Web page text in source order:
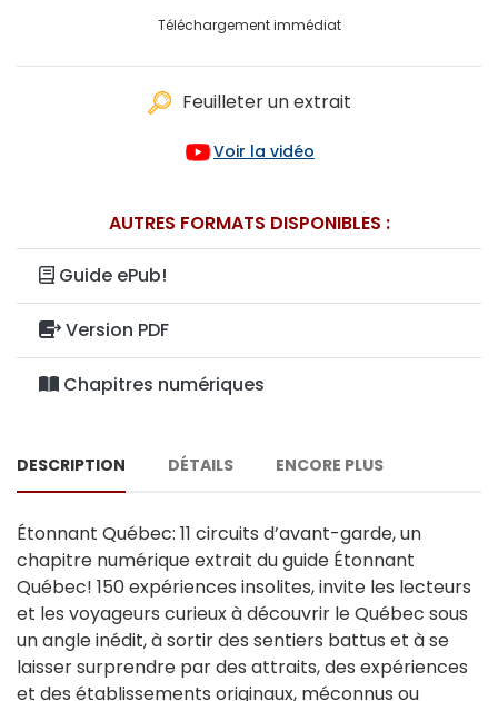
Téléchargement immédiat
Feuilleter un extrait
Voir la vidéo
AUTRES FORMATS DISPONIBLES :
Guide ePub!
Version PDF
Chapitres numériques
DESCRIPTION DÉTAILS ENCORE PLUS
Étonnant Québec: 11 circuits d’avant-garde, un
chapitre numérique extrait du guide Étonnant
Québec! 150 expériences insolites, invite les lecteurs
et les voyageurs curieux à découvrir le Québec sous
un angle inédit, à sortir des sentiers battus et à se
laisser surprendre par des attraits, des expériences
et des établissements originaux, méconnus ou